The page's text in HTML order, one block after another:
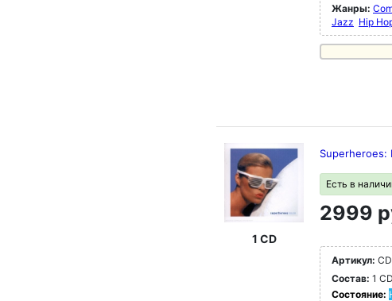
Жанры:
Jazz Hip
1 CD
Superheroes:
Есть в
2999
Артикул:
Состав: 1 CD
Состояние: